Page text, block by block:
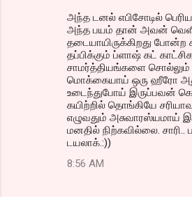
அந்த டனல் எபிசோடில்
அந்த பயம் தான் அவன்
தடையாயிருக்கிறது போன்ற
தப்பிக்கும் ப்ளாஷ் கட்
சாமர்த்தியங்களை சொல்லும்
மொக்கையாய் ஒரு ஹீரோ
உடைந்துபோய் இருப்பவன்
கயிற்றில் தொங்கியே
எழுவதும் அசுவாரஸ்யமாய்
மனதில் நிற்கவில்லை.
டயலாக்.:))
8:56 AM